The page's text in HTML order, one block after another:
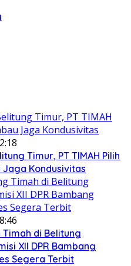
Timur, PT TIMAH Pilih
Kondusivitas
di Belitung
XII DPR Bambang
Segera Terbit